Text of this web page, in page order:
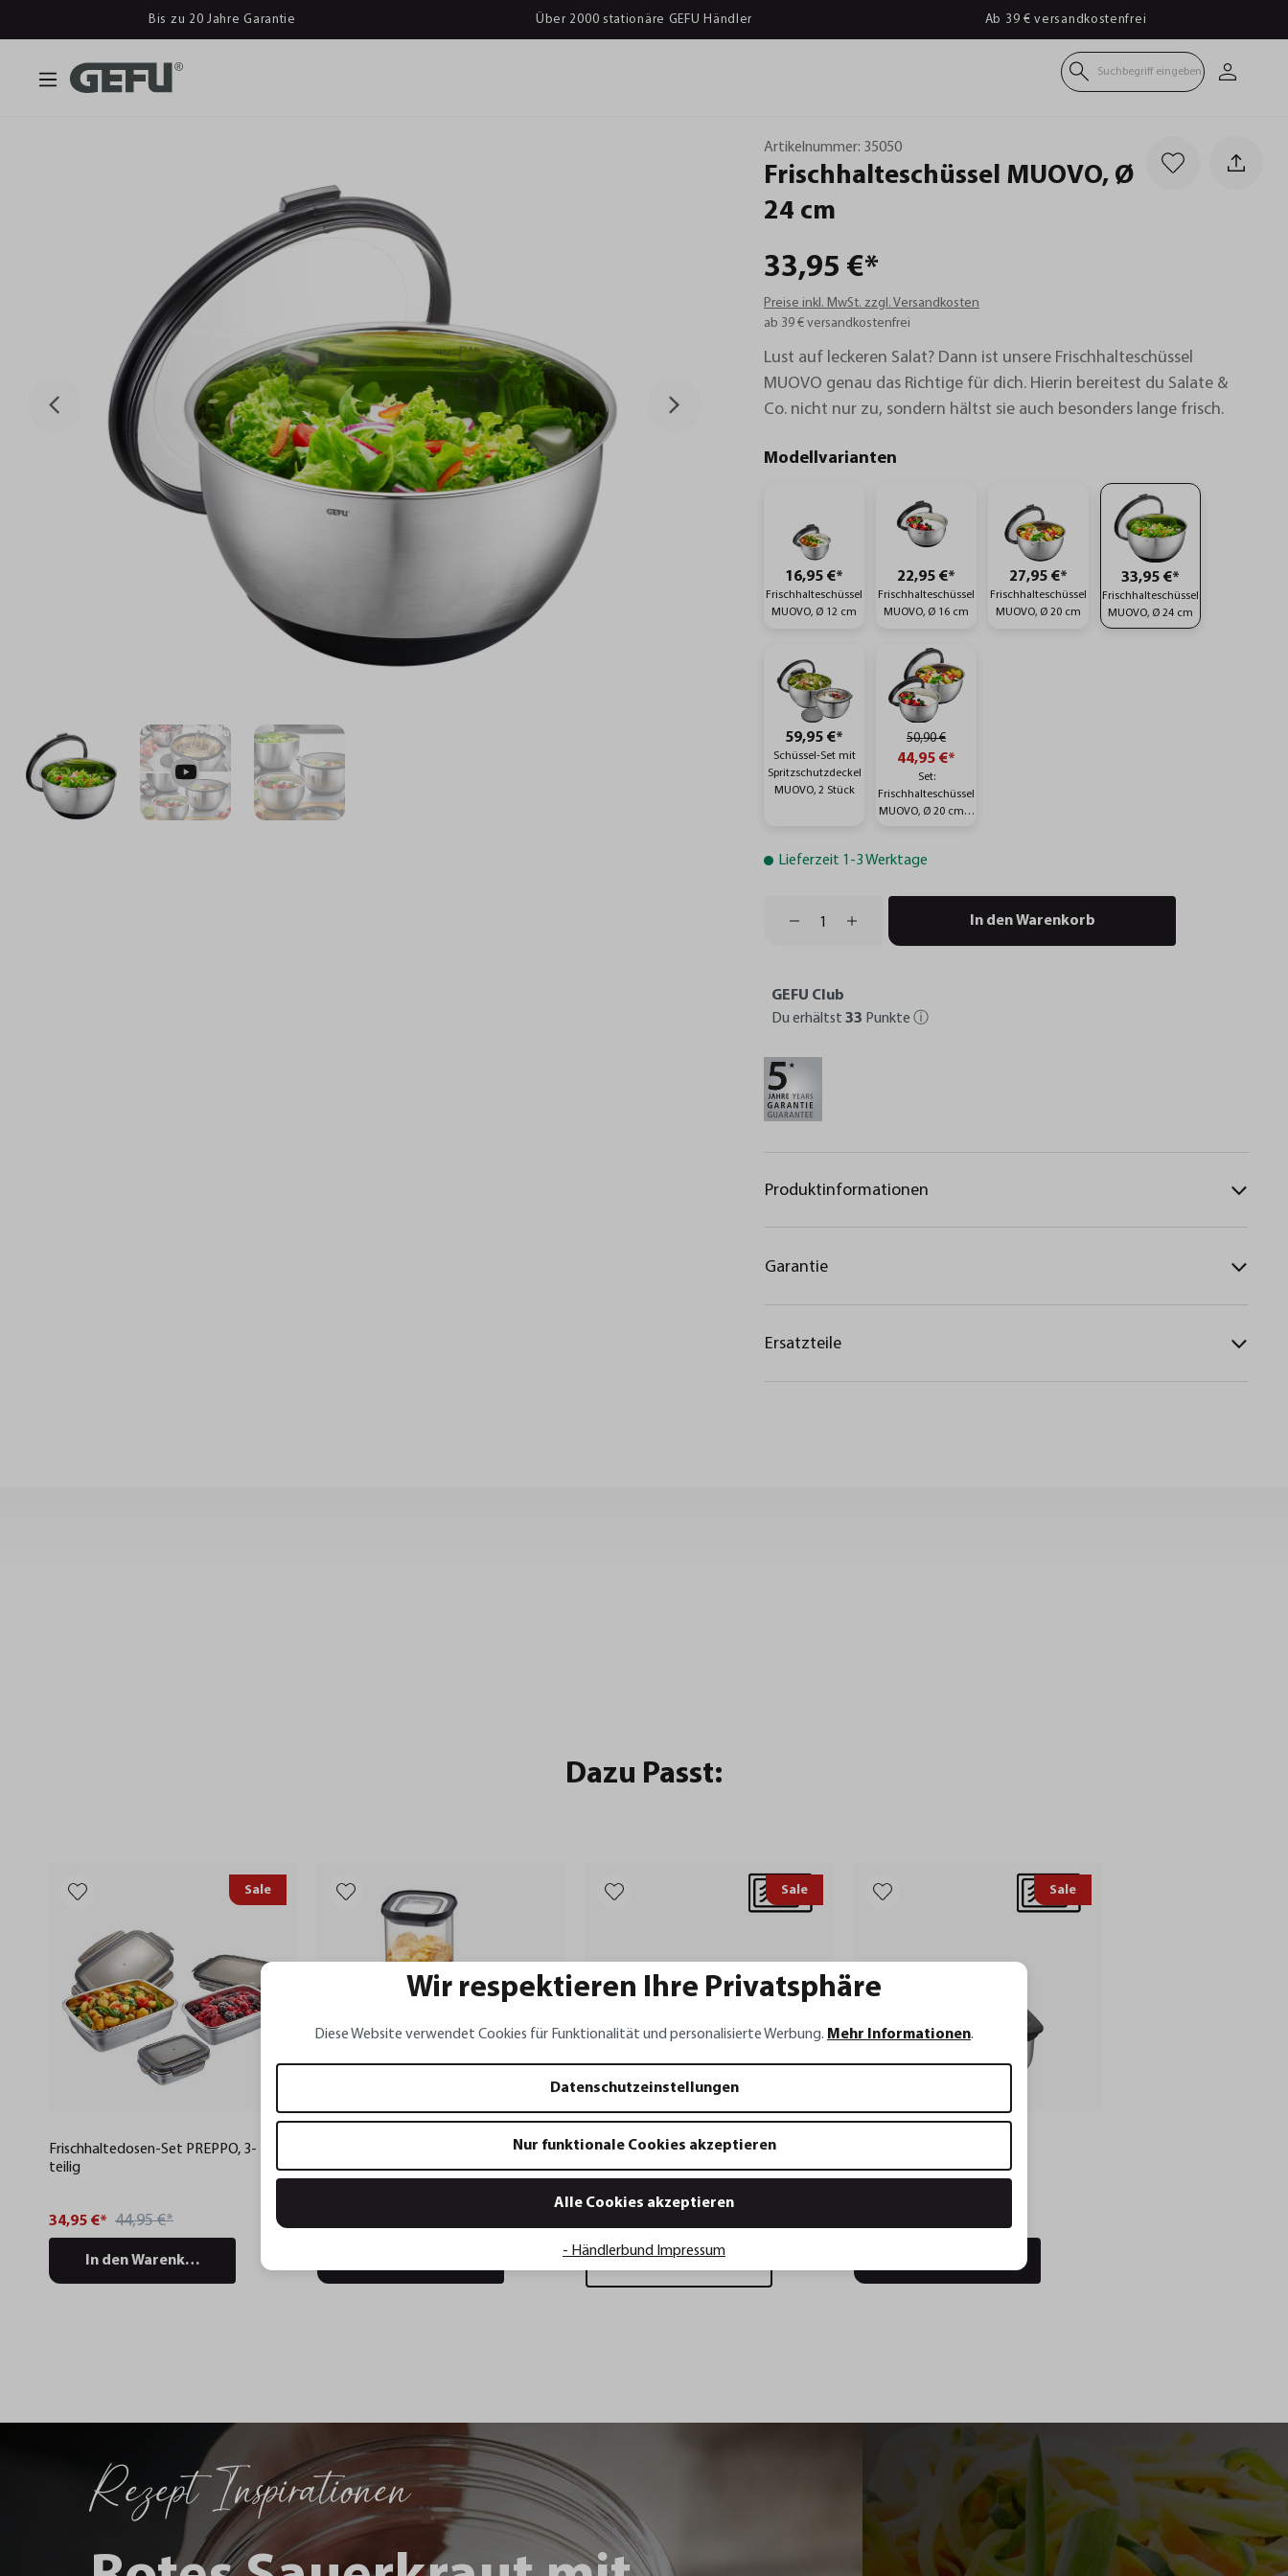
Bis zu 20 Jahre Garantie Über 2000 stationäre GEFU Händler Ab 39 € versandkostenfrei
Suchbegriff eingeben
Artikelnummer: 35050
Frischhalteschüssel MUOVO, Ø
24 cm
33,95 €*
Preise inkl. MwSt. zzgl. Versandkosten
ab 39 € versandkostenfrei
Lust auf leckeren Salat? Dann ist unsere Frischhalteschüssel
MUOVO genau das Richtige für dich. Hierin bereitest du Salate &
Co. nicht nur zu, sondern hältst sie auch besonders lange frisch.
Modellvarianten
16,95 €*
Frischhalteschüssel
MUOVO, Ø 12 cm
22,95 €*
Frischhalteschüssel
MUOVO, Ø 16 cm
27,95 €*
Frischhalteschüssel
MUOVO, Ø 20 cm
33,95 €*
Frischhalteschüssel
MUOVO, Ø 24 cm
59,95 €*
Schüssel-Set mit
Spritzschutzdeckel
MUOVO, 2 Stück
50,90 €
44,95 €*
Set:
Frischhalteschüssel
MUOVO, Ø 20 cm +
Lieferzeit 1-3 Werktage
In den Warenkorb
GEFU Club
Du erhältst 33 Punkte ⓘ
Produktinformationen
Garantie
Ersatzteile
Dazu Passt:
Sale
Frischhaltedosen-Set PREPPO, 3-
teilig
34,95 €* 44,95 €*
In den Warenkorb
Sale
Frischhaltedose PROVIDO,
rechteckig, 600 ml
Details
Sale
quadratisch, 400 ml
Rezept Inspirationen
Wir respektieren Ihre Privatsphäre
Diese Website verwendet Cookies für Funktionalität und personalisierte Werbung. Mehr Informationen.
Datenschutzeinstellungen
Nur funktionale Cookies akzeptieren
Alle Cookies akzeptieren
- Händlerbund Impressum